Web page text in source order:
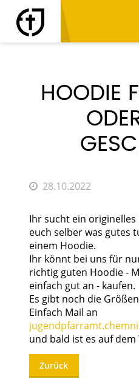
HOODIE
28.10.2022
Ihr sucht ein
euch selber was gutes
einem Hoodie.
Ihr könnt bei uns für
richtig guten Hoodie -
einfach gut an - kaufen.
Es gibt noch die Größen
Einfach Mail an
und bald ist es auf dem
Zurück